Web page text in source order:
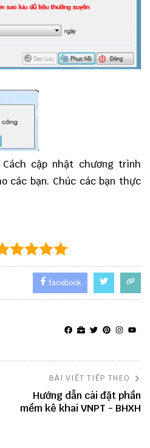
cập nhật chương trình
các bạn. Chúc các bạn thực
facebook
BÀI VIẾT TIẾP THEO
Hướng dẫn cài đặt phần
mềm kê khai VNPT - BHXH